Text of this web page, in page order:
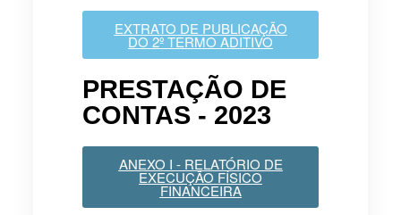
EXTRATO DE PUBLICAÇÃO
DO 2º TERMO ADITIVO
PRESTAÇÃO DE
CONTAS - 2023
ANEXO I - RELATÓRIO DE
EXECUÇÃO FÍSICO
FINANCEIRA